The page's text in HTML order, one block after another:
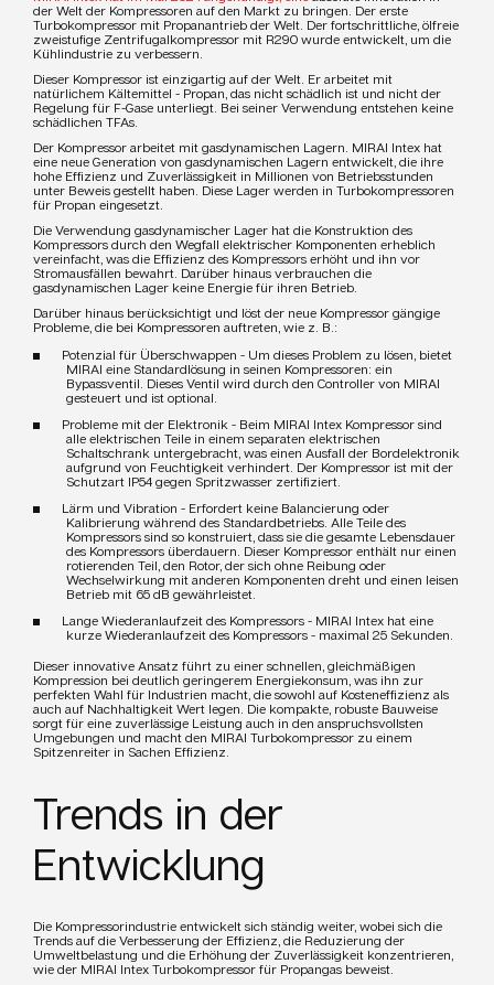
der Welt der Kompressoren auf den Markt zu bringen. Der erste
Turbokompressor mit Propanantrieb der Welt. Der fortschrittliche, ölfreie
zweistufige Zentrifugalkompressor mit R290 wurde entwickelt, um die
Kühlindustrie zu verbessern.
Dieser Kompressor ist einzigartig auf der Welt. Er arbeitet mit
natürlichem Kältemittel - Propan, das nicht schädlich ist und nicht der
Regelung für F-Gase unterliegt. Bei seiner Verwendung entstehen keine
schädlichen TFAs.
Der Kompressor arbeitet mit gasdynamischen Lagern. MIRAI Intex hat
eine neue Generation von gasdynamischen Lagern entwickelt, die ihre
hohe Effizienz und Zuverlässigkeit in Millionen von Betriebsstunden
unter Beweis gestellt haben. Diese Lager werden in Turbokompressoren
für Propan eingesetzt.
Die Verwendung gasdynamischer Lager hat die Konstruktion des
Kompressors durch den Wegfall elektrischer Komponenten erheblich
vereinfacht, was die Effizienz des Kompressors erhöht und ihn vor
Stromausfällen bewahrt. Darüber hinaus verbrauchen die
gasdynamischen Lager keine Energie für ihren Betrieb.
Darüber hinaus berücksichtigt und löst der neue Kompressor gängige
Probleme, die bei Kompressoren auftreten, wie z. B.:
Potenzial für Überschwappen - Um dieses Problem zu lösen, bietet
MIRAI eine Standardlösung in seinen Kompressoren: ein
Bypassventil. Dieses Ventil wird durch den Controller von MIRAI
gesteuert und ist optional.
Probleme mit der Elektronik - Beim MIRAI Intex Kompressor sind
alle elektrischen Teile in einem separaten elektrischen
Schaltschrank untergebracht, was einen Ausfall der Bordelektronik
aufgrund von Feuchtigkeit verhindert. Der Kompressor ist mit der
Schutzart IP54 gegen Spritzwasser zertifiziert.
Lärm und Vibration - Erfordert keine Balancierung oder
Kalibrierung während des Standardbetriebs. Alle Teile des
Kompressors sind so konstruiert, dass sie die gesamte Lebensdauer
des Kompressors überdauern. Dieser Kompressor enthält nur einen
rotierenden Teil, den Rotor, der sich ohne Reibung oder
Wechselwirkung mit anderen Komponenten dreht und einen leisen
Betrieb mit 65 dB gewährleistet.
Lange Wiederanlaufzeit des Kompressors - MIRAI Intex hat eine
kurze Wiederanlaufzeit des Kompressors - maximal 25 Sekunden.
Dieser innovative Ansatz führt zu einer schnellen, gleichmäßigen
Kompression bei deutlich geringerem Energiekonsum, was ihn zur
perfekten Wahl für Industrien macht, die sowohl auf Kosteneffizienz als
auch auf Nachhaltigkeit Wert legen. Die kompakte, robuste Bauweise
sorgt für eine zuverlässige Leistung auch in den anspruchsvollsten
Umgebungen und macht den MIRAI Turbokompressor zu einem
Spitzenreiter in Sachen Effizienz.
Trends in der
Entwicklung
Die Kompressorindustrie entwickelt sich ständig weiter, wobei sich die
Trends auf die Verbesserung der Effizienz, die Reduzierung der
Umweltbelastung und die Erhöhung der Zuverlässigkeit konzentrieren,
wie der MIRAI Intex Turbokompressor für Propangas beweist.